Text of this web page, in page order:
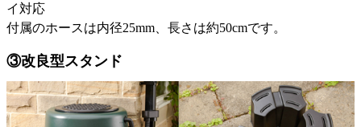
イ対応
付属のホースは内径25mm、長さは約50cmです。
③改良型スタンド